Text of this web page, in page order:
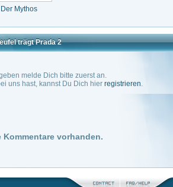
Der Mythos
trägt Prada 2
melde Dich bitte zuerst an.
uns hast, kannst Du Dich hier registrieren.
Kommentare vorhanden.